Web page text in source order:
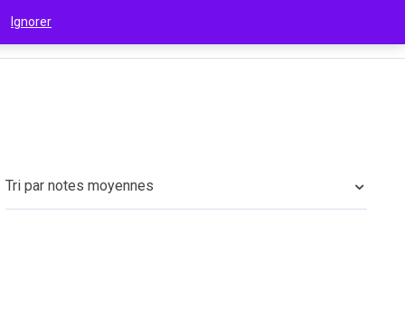
Tri par notes moyennes
Ignorer